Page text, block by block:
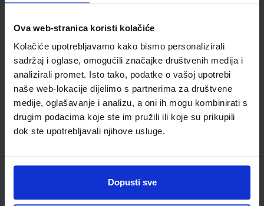
Ova web-stranica koristi kolačiće
Kolačiće upotrebljavamo kako bismo personalizirali
sadržaj i oglase, omogućili značajke društvenih medija i
analizirali promet. Isto tako, podatke o vašoj upotrebi
naše web-lokacije dijelimo s partnerima za društvene
medije, oglašavanje i analizu, a oni ih mogu kombinirati s
drugim podacima koje ste im pružili ili koje su prikupili
dok ste upotrebljavali njihove usluge.
Dopusti sve
Newsletter prijava
Prijavite se kako bi primali informacije o novim
proizvodima i uslugama, akcijama i drugim